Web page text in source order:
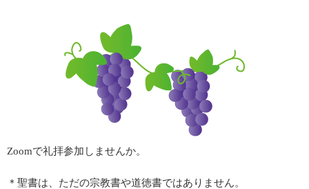
Zoomで礼拝参加しませんか。
＊聖書は、ただの宗教書や道徳書ではありません。